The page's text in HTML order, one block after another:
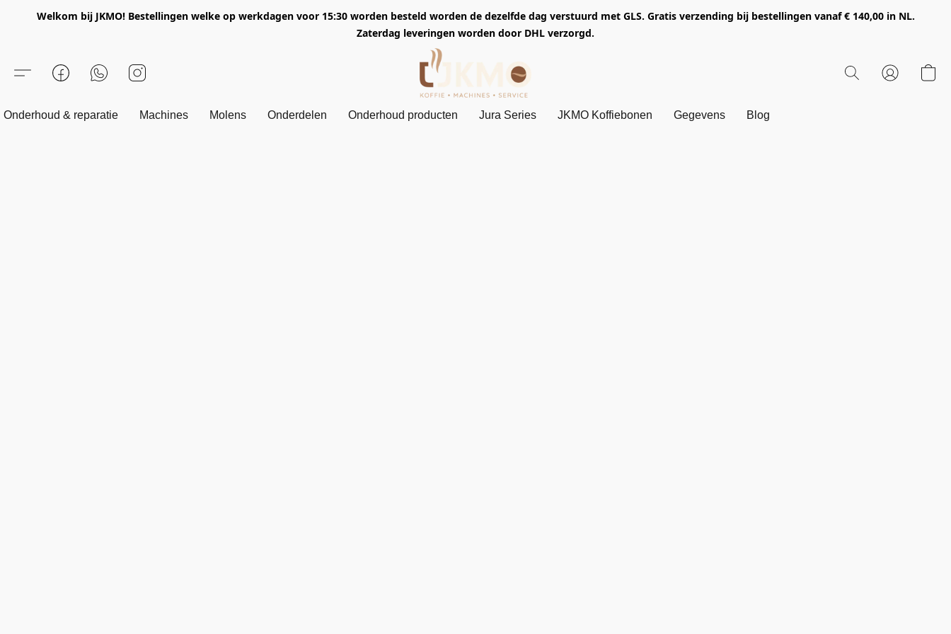
Welkom bij JKMO! Bestellingen welke op werkdagen voor 15:30 worden besteld worden de dezelfde dag verstuurd met GLS. Gratis verzending bij bestellingen vanaf € 140,00 in NL.
Zaterdag leveringen worden door DHL verzorgd.
Onderhoud & reparatie Machines Molens Onderdelen Onderhoud producten Jura Series JKMO Koffiebonen Gegevens Blog